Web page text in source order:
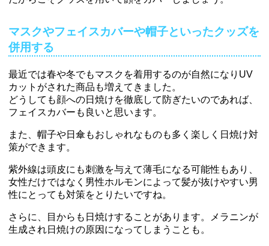
マスクやフェイスカバーや帽子といったクッズを
併用する
最近では春や冬でもマスクを着用するのが自然になりUV
カットがされた商品も増えてきました。
どうしても顔への日焼けを徹底して防ぎたいのであれば、
フェイスカバーも良いと思います。
また、帽子や日傘もおしゃれなものも多く楽しく日焼け対
策ができます。
紫外線は頭皮にも刺激を与えて薄毛になる可能性もあり、
女性だけではなく男性ホルモンによって髪が抜けやすい男
性にとっても対策をとりたいですね。
さらに、目からも日焼けすることがあります。メラニンが
生成され日焼けの原因になってしまうことも。